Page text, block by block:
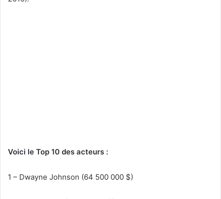
Voici le Top 10 des acteurs :
1 – Dwayne Johnson (64 500 000 $)